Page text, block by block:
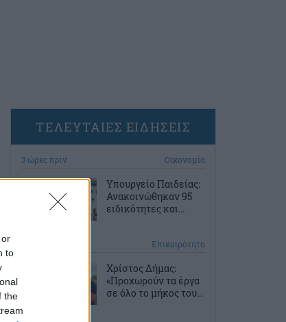
to
the
ΤΕΛΕΥΤΑΙΕΣ ΕΙΔΗΣΕΙΣ
3 ώρες πριν Οικονομία
Υπουργείο Παιδείας:
Ανακοινώθηκαν 95
ειδικότητες και...
Επικαιρότητα
Χρίστος Δήμας:
«Προχωρούν τα έργα
σε όλο το μήκος του...